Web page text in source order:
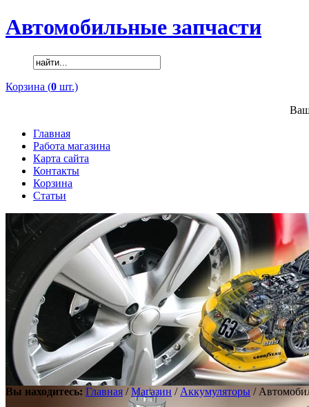
Автомобильные запчасти
Корзина (0 шт.)
Главная
Работа магазина
Карта сайта
Контакты
Корзина
Статьи
Вы находитесь: Главная /Магазин / Аккумуляторы /